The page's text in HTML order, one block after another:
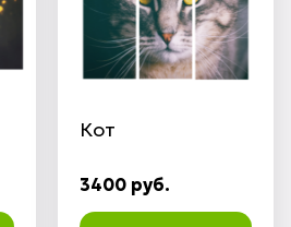
Кот
3400 руб.